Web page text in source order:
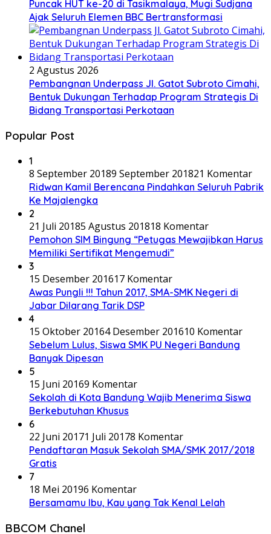
Pembangnan Underpass Jl. Gatot Subroto Cimahi,
Bentuk Dukungan Terhadap Program Strategis Di
Bidang Transportasi Perkotaan
Popular Post
1
8 September 20189 September 201821 Komentar
Ridwan Kamil Berencana Pindahkan Seluruh Pabrik
2
Pemohon SIM Bingung “Petugas Mewajibkan Harus
Memiliki Sertifikat Mengemudi”
3
15 Desember 2016
Awas Pungli !!! Tahun 2017, SMA-SMK Negeri di
Jabar Dilarang Tarik DSP
4
15 Oktober 20164 Desember 2016
Sebelum Lulus, Siswa SMK PU Negeri Bandung
Banyak Dipesan
5
15 Juni 20169 Komentar
Sekolah di Kota Bandung Wajib Menerima Siswa
Berkebutuhan Khusus
6
22 Juni 20171 Juli 2017
Pendaftaran Masuk Sekolah SMA/SMK 2017/2018
Gratis
7
18 Mei 20196 Komentar
Bersamamu Ibu, Kau yang Tak Kenal Lelah
BBCOM Chanel